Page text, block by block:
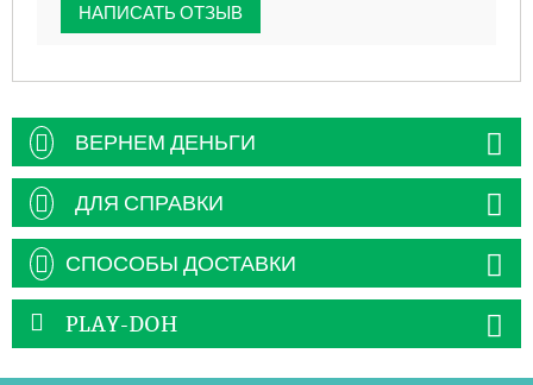
НАПИСАТЬ ОТЗЫВ
ВЕРНЕМ ДЕНЬГИ
ДЛЯ СПРАВКИ
СПОСОБЫ ДОСТАВКИ
PLAY-DOH